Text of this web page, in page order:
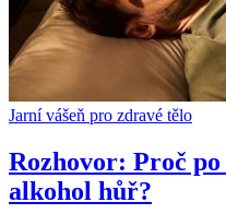
Jarní vášeň pro zdravé tělo
Rozhovor: Proč
alkohol hůř?